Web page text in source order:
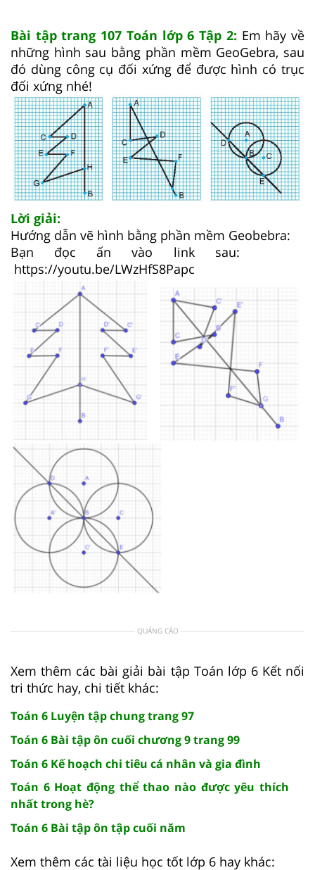
Bài tập trang 107 Toán lớp 6 Tập 2: Em hãy về
những hình sau bằng phần mềm GeoGebra, sau
đó dùng công cụ đối xứng để được hình có trục
đối xứng nhé!
Lời giải:
Hướng dẫn vẽ hình bằng phần mềm Geobebra:
Bạn đọc ấn vào link sau:
https://youtu.be/LWzHfS8Papc
QUẢNG CÁO
Xem thêm các bài giải bài tập Toán lớp 6 Kết nối
tri thức hay, chi tiết khác:
Toán 6 Luyện tập chung trang 97
Toán 6 Bài tập ôn cuối chương 9 trang 99
Toán 6 Kế hoạch chi tiêu cá nhân và gia đình
Toán 6 Hoạt động thể thao nào được yêu thích
nhất trong hè?
Toán 6 Bài tập ôn tập cuối năm
Xem thêm các tài liệu học tốt lớp 6 hay khác: